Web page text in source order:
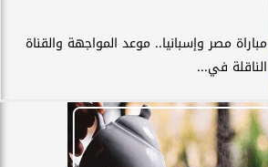
مباراة مصر وإسبانيا.. موعد المواجهة والقناة
الناقلة في...